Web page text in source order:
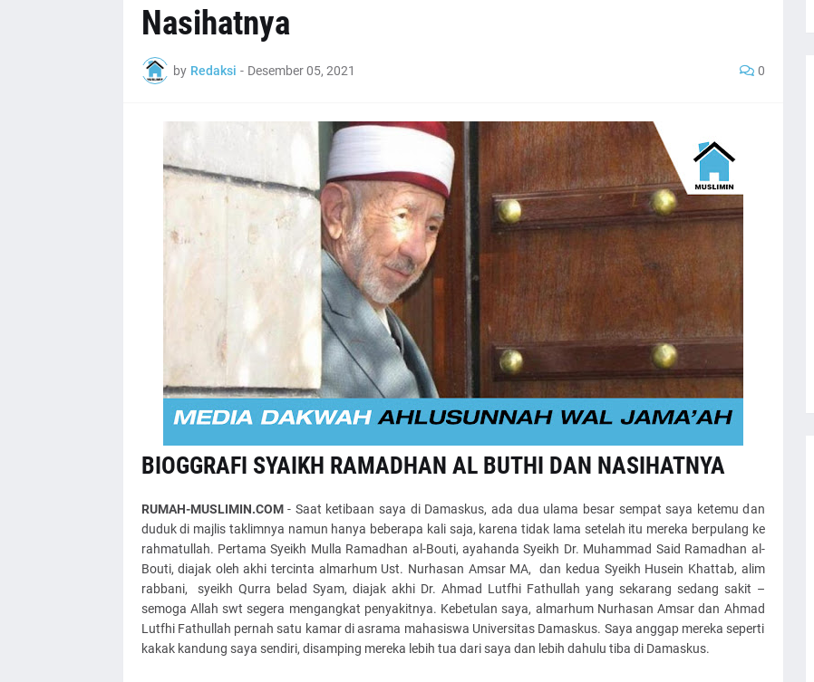
Nasihatnya
by Redaksi - Desember 05, 2021 0
BIOGGRAFI SYAIKH RAMADHAN AL BUTHI DAN NASIHATNYA
RUMAH-MUSLIMIN.COM- Saat ketibaan saya di Damaskus, ada dua ulama besar sempat saya ketemu dan
duduk di majlis taklimnya namun hanya beberapa kali saja, karena tidak lama setelah itu mereka berpulang ke
rahmatullah. Pertama Syeikh Mulla Ramadhan al-Bouti, ayahanda Syeikh Dr. Muhammad Said Ramadhan al-
Bouti, diajak oleh akhi tercinta almarhum Ust. Nurhasan Amsar MA, dan kedua Syeikh Husein Khattab, alim
rabbani, syeikh Qurra belad Syam, diajak akhi Dr. Ahmad Lutfhi Fathullah yang sekarang sedang sakit –
semoga Allah swt segera mengangkat penyakitnya. Kebetulan saya, almarhum Nurhasan Amsar dan Ahmad
Lutfhi Fathullah pernah satu kamar di asrama mahasiswa Universitas Damaskus. Saya anggap mereka seperti
kakak kandung saya sendiri, disamping mereka lebih tua dari saya dan lebih dahulu tiba di Damaskus.